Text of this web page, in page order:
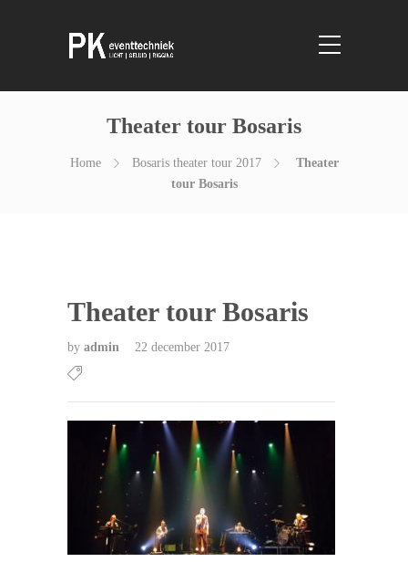
Theater tour Bosaris
Home Bosaris theater tour 2017
Theater
tour Bosaris
Theater tour Bosaris
by admin 22 december 2017